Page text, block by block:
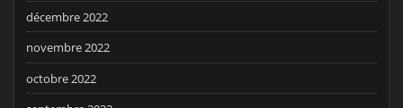
décembre 2022
novembre 2022
octobre 2022